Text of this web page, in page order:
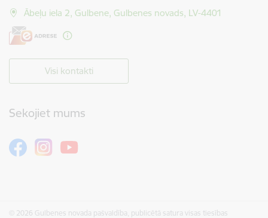
Ābeļu iela 2, Gulbene, Gulbenes novads, LV-4401
Visi kontakti
Sekojiet mums
© 2026 Gulbenes novada pašvaldība, publicētā satura visas tiesības